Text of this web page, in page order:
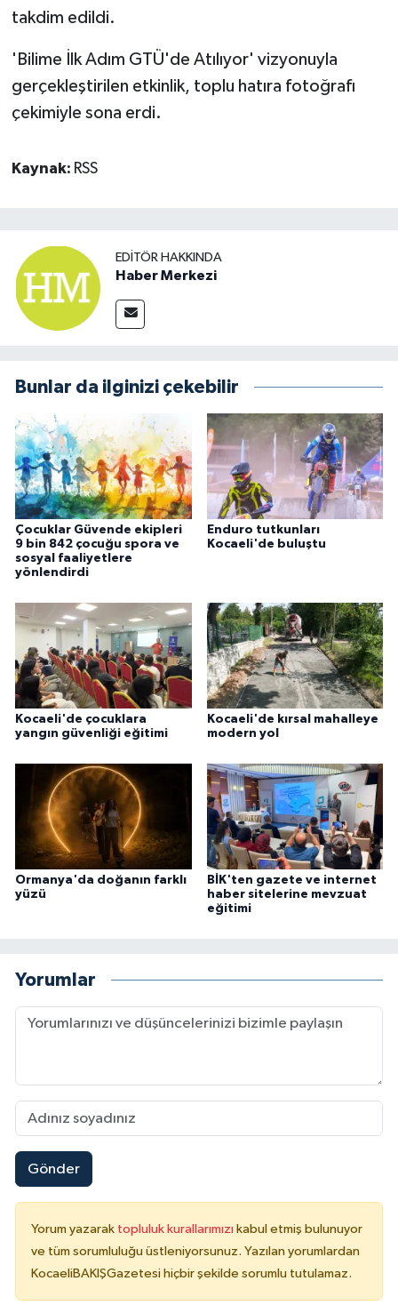
takdim edildi.
'Bilime İlk Adım GTÜ'de Atılıyor' vizyonuyla
gerçekleştirilen etkinlik, toplu hatıra fotoğrafı
çekimiyle sona erdi.
Kaynak: RSS
EDITÖR HAKKINDA
Haber Merkezi
Bunlar da ilginizi çekebilir
Çocuklar Güvende ekipleri
9 bin 842 çocuğu spora ve
sosyal faaliyetlere
yönlendirdi
Enduro tutkunları
Kocaeli'de buluştu
Kocaeli'de çocuklara
yangın güvenliği eğitimi
Kocaeli'de kırsal mahalleye
modern yol
Ormanya'da doğanın farklı
yüzü
BİK'ten gazete ve internet
haber sitelerine mevzuat
eğitimi
Yorumlar
Gönder
Yorum yazarak topluluk kurallarımızı kabul etmiş bulunuyor
ve tüm sorumluluğu üstleniyorsunuz. Yazılan yorumlardan
KocaeliBAKIŞGazetesi hiçbir şekilde sorumlu tutulamaz.